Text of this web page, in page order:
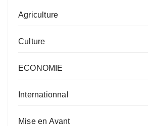
Agriculture
Culture
ECONOMIE
Internationnal
Mise en Avant